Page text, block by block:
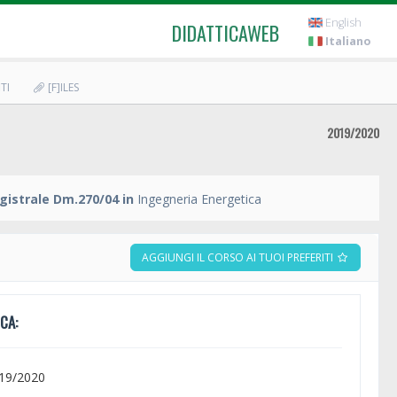
DIDATTICAWEB
English
Italiano
[F]ILES
2019/2020
Dm.270/04 in Ingegneria Energetica
AGGIUNGI IL CORSO AI TUOI PREFERITI
2020